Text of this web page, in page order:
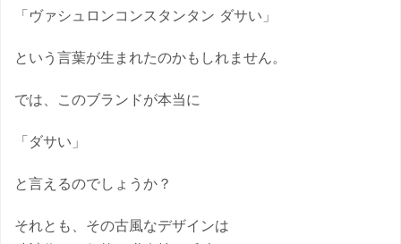
「ヴァシュロンコンスタンタン ダサい」
という言葉が生まれたのかもしれません。
では、このブランドが本当に
「ダサい」
と言えるのでしょうか？
それとも、その古風なデザインは